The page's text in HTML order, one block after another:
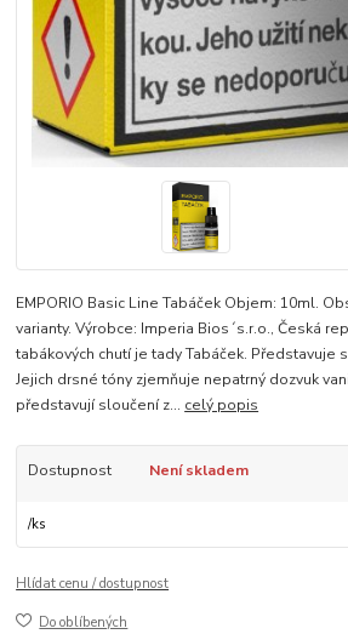
EMPORIO Basic Line Tabáček Objem: 10ml.
varianty. Výrobce: Imperia Bios´s.r.o., Česká
tabákových chutí je tady Tabáček. Představuje
Jejich drsné tóny zjemňuje nepatrný dozvuk
představují sloučení z... celý popis
Dostupnost Není skladem
/ks
Hlídat cenu / dostupnost
Do oblíbených